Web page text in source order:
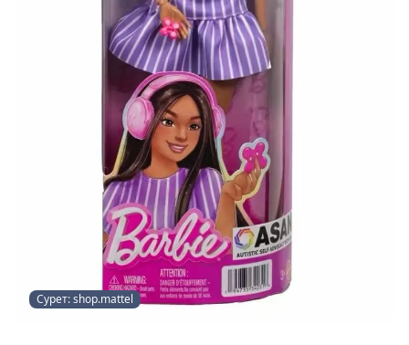
Сурет: shop.mattel